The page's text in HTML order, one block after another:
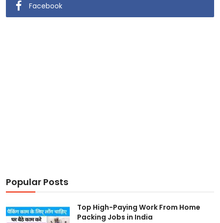
Facebook
Popular Posts
Top High-Paying Work From Home
Packing Jobs in India